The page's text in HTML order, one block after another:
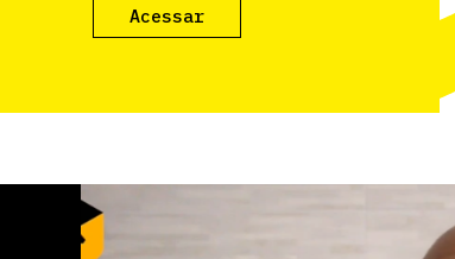
Acessar